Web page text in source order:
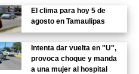
El clima para hoy 5 de
agosto en Tamaulipas
Intenta dar vuelta en "U",
provoca choque y manda
a una mujer al hospital